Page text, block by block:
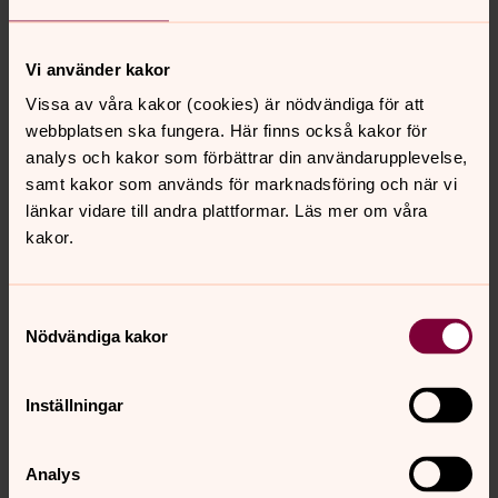
Vi använder kakor
Vissa av våra kakor (cookies) är nödvändiga för att
webbplatsen ska fungera. Här finns också kakor för
analys och kakor som förbättrar din användarupplevelse,
samt kakor som används för marknadsföring och när vi
länkar vidare till andra plattformar. Läs mer om våra
kakor.
Nödvändiga kakor
Inställningar
Analys
efterföljande konsekvenser i form av stulen data.
Biskopar i Stockholms stift
Vem skrev ungdomsdeckare, vem samarbetade med
DDR och vem jobbade på Harvard efter sin ämbetstid?
Lär känna stiftets alla biskopar.
Gud såg att det var gott – Biskop
Andreas Herdabrev om klimatet
klimatnödens tid. Så heter biskop Andreas Holmbergs
herdabrev, en uppmaning till fördjupning och förändring.
kulturhistoriskt skyddade kyrkor i Stockholms stift, som